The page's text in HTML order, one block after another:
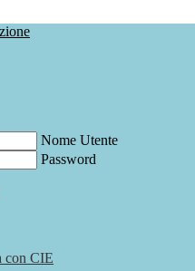
Nome Utente
Password
con CIE